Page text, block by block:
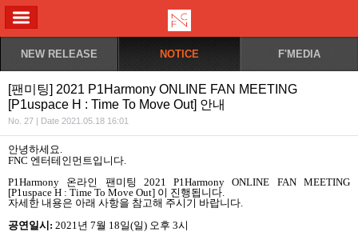
NEW RELEASE NOTICE F'MEDIA
[팬미팅] 2021 P1Harmony ONLINE FAN MEETING
[P1uspace H : Time To Move Out] 안내
No. 27 | Date 2021.05.18 16:01
안녕하세요.
FNC 엔터테인먼트입니다.
P1Harmony 온라인 팬미팅 2021 P1Harmony ONLINE FAN MEETING
[P1uspace H : Time To Move Out] 이 진행됩니다.
자세한 내용은 아래 사항을 참고해 주시기 바랍니다.
공연일시 : 2021년 7월 18일(일) 오후 3시